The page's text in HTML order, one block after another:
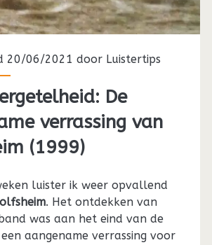
20/06/2021 door Luistertips
De
verrassing van
(1999)
luister ik weer opvallend
. Het ontdekken van
was aan het eind van de
aangename verrassing voor